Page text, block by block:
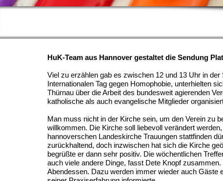
HuK-Team aus Hannover gestaltet die Sendung
Viel zu erzählen gab es zwischen 12 und 13 Uhr in
Internationalen Tag gegen Homophobie, unterhielten
Thürnau über die Arbeit des bundesweit agierenden
katholische als auch evangelische Mitglieder
Man muss nicht in der Kirche sein, um den Verein zu
willkommen. Die Kirche soll liebevoll verändert
hannoverschen Landeskirche Trauungen stattfinden
zurückhaltend, doch inzwischen hat sich die Kirche
begrüßte er dann sehr positiv. Die wöchentlichen
auch viele andere Dinge, fasst Dete Knopf
Abendessen. Dazu werden immer wieder auch Gäste